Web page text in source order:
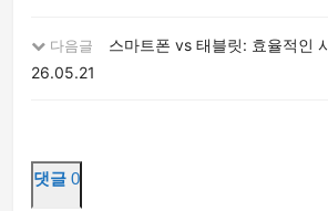
다음글
스마트폰 vs 태블릿: 효율적인
26.05.21
댓글 0